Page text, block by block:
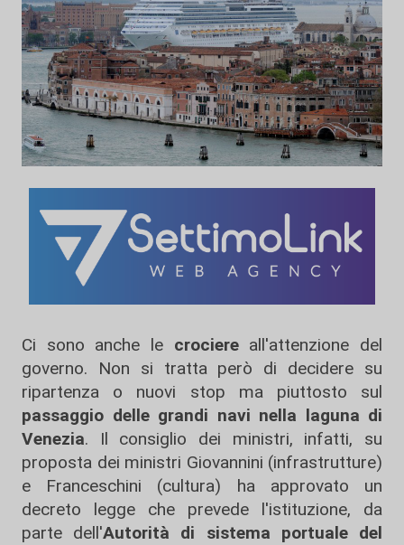
Ci sono anche le crociereall'attenzione del
governo. Non si tratta però di decidere su
ripartenza o nuovi stop ma piuttosto sul
passaggio delle grandi navi nella laguna di
Venezia. Il consiglio dei ministri, infatti, su
proposta dei ministri Giovannini (infrastrutture)
e Franceschini (cultura) ha approvato un
decreto legge che prevede l'istituzione, da
parte dell'Autorità di sistema portuale del